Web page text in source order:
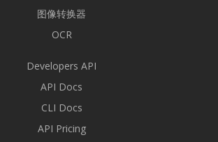
图像转换器
OCR
Developers API
API Docs
CLI Docs
API Pricing